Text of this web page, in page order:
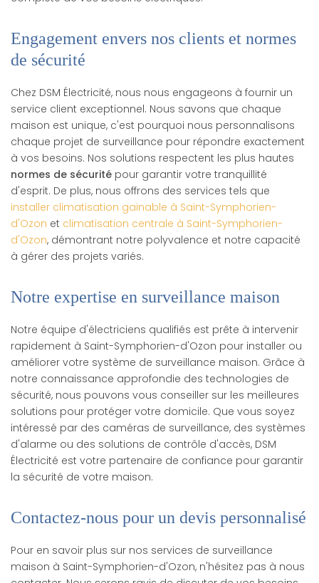
Engagement envers nos clients et normes
de sécurité
Chez DSM Électricité, nous nous engageons à fournir un
service client exceptionnel. Nous savons que chaque
maison est unique, c'est pourquoi nous personnalisons
chaque projet de surveillance pour répondre exactement
à vos besoins. Nos solutions respectent les plus hautes
normes de sécurité pour garantir votre tranquillité
d'esprit. De plus, nous offrons des services tels que
installer climatisation gainable à Saint-Symphorien-
d'Ozon et climatisation centrale à Saint-Symphorien-
d'Ozon, démontrant notre polyvalence et notre capacité
à gérer des projets variés.
Notre expertise en surveillance maison
Notre équipe d'électriciens qualifiés est prête à intervenir
rapidement à Saint-Symphorien-d'Ozon pour installer ou
améliorer votre système de surveillance maison. Grâce à
notre connaissance approfondie des technologies de
sécurité, nous pouvons vous conseiller sur les meilleures
solutions pour protéger votre domicile. Que vous soyez
intéressé par des caméras de surveillance, des systèmes
d'alarme ou des solutions de contrôle d'accès, DSM
Électricité est votre partenaire de confiance pour garantir
la sécurité de votre maison.
Contactez-nous pour un devis personnalisé
Pour en savoir plus sur nos services de surveillance
maison à Saint-Symphorien-d'Ozon, n'hésitez pas à nous